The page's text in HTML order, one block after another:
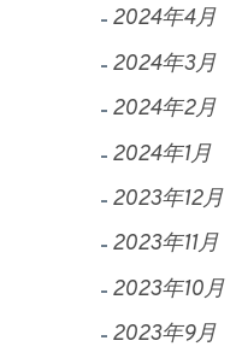
2024年4月
2024年3月
2024年2月
2024年1月
2023年12月
2023年11月
2023年10月
2023年9月